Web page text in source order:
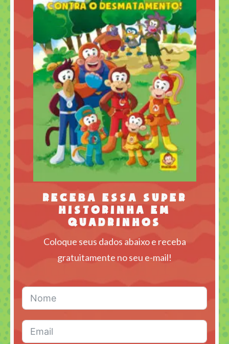
Receba essa super
historinha em
quadrinhos
Coloque seus dados abaixo e receba
gratuitamente no seu e-mail!